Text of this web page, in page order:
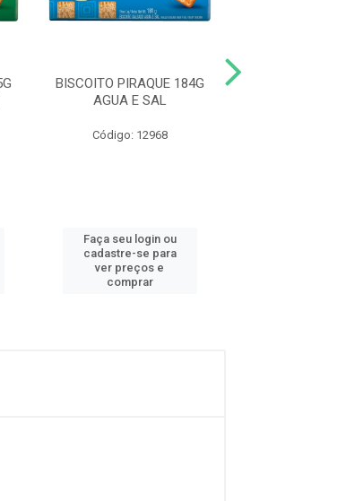
BISCOITO PIRAQUE 184G
AGUA E SAL
Código: 12968
Faça seu login ou
cadastre-se para
ver preços e
comprar